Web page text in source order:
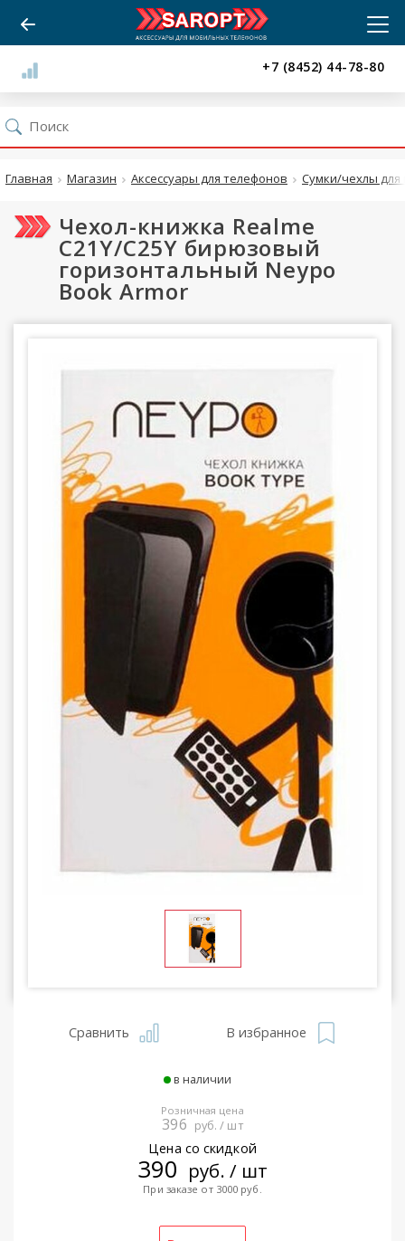
+7 (8452) 44-78-80
Главная Магазин Аксессуары для телефонов Сумки/чехлы для
Чехол-книжка Realme
C21Y/C25Y бирюзовый
горизонтальный Neypo
Book Armor
Сравнить В избранное
в наличии
Розничная цена
396 руб. / шт
Цена со скидкой
390 руб. / шт
При заказе от 3000 руб.